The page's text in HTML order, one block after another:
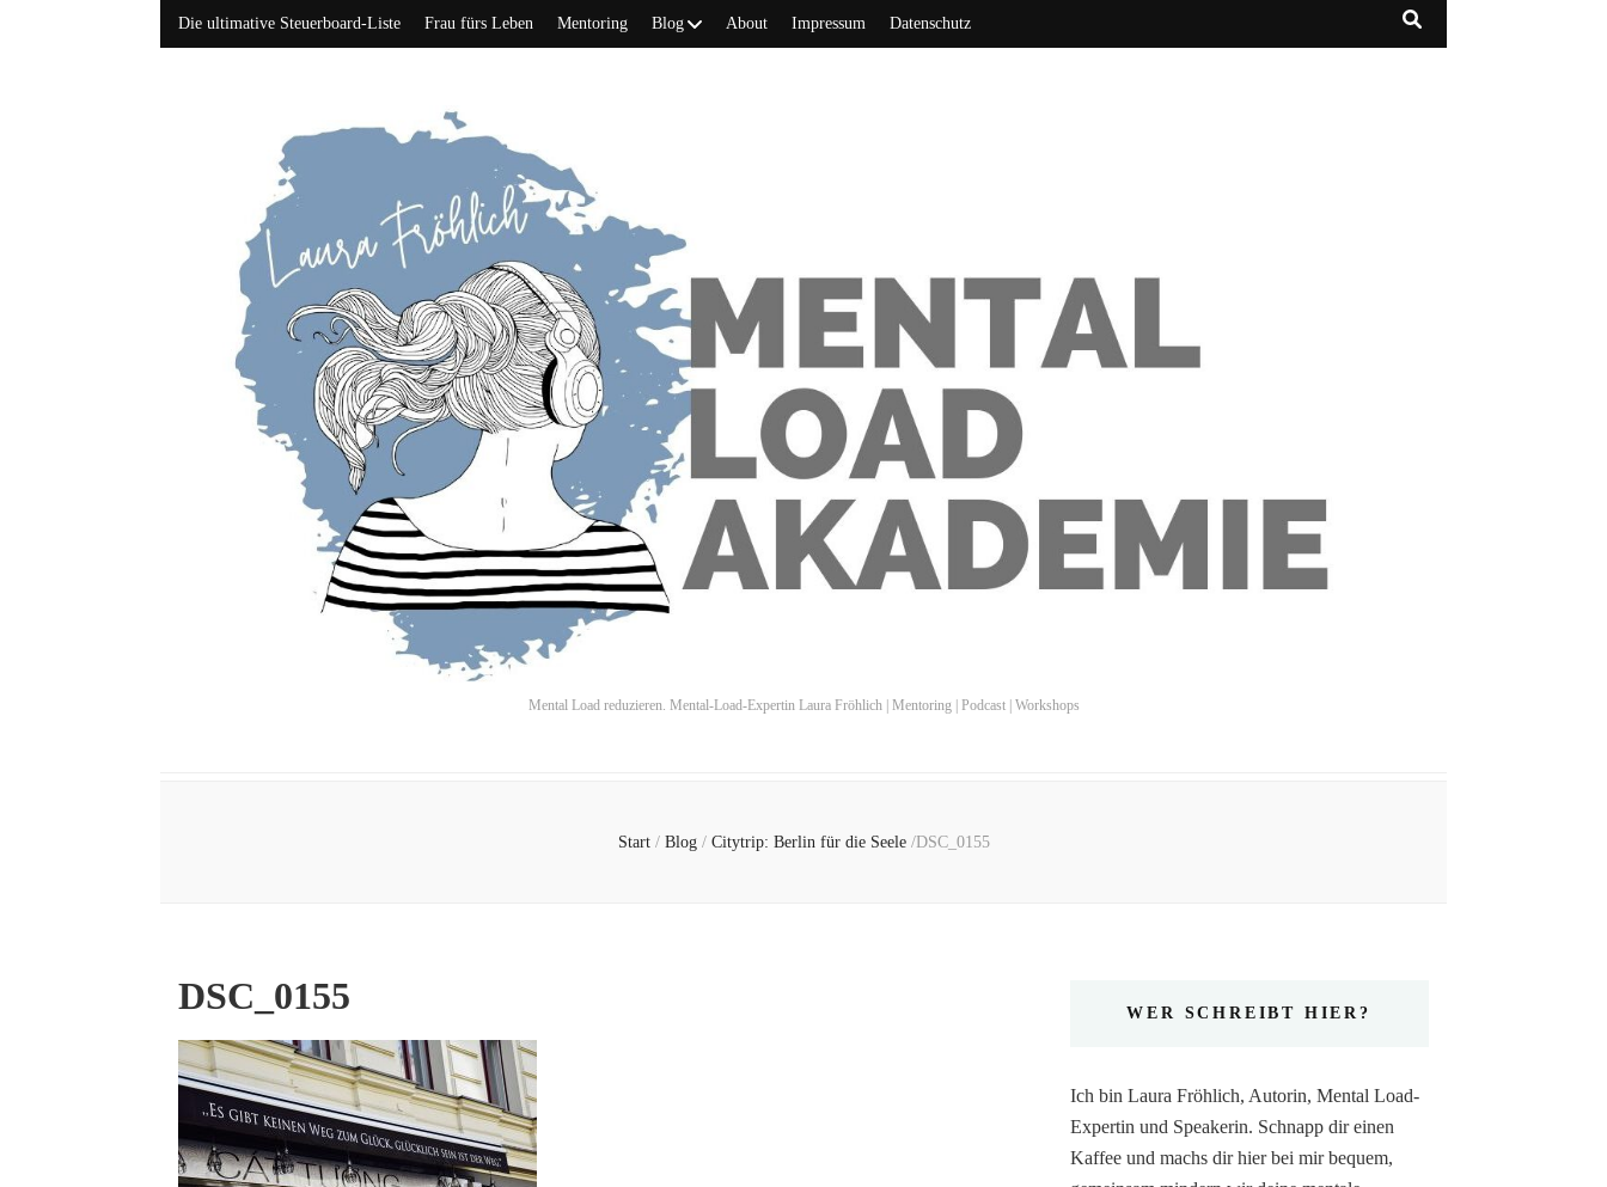
Die ultimative Steuerboard-Liste Frau fürs Leben Mentoring Blog About Impressum Datenschutz
Mental Load reduzieren. Mental-Load-Expertin Laura Fröhlich | Mentoring | Podcast | Workshops
Start / Blog / Citytrip: Berlin für die Seele /DSC_0155
DSC_0155 WER SCHREIBT HIER?
Ich bin Laura Fröhlich, Autorin, Mental Load-
Expertin und Speakerin. Schnapp dir einen
Kaffee und machs dir hier bei mir bequem,